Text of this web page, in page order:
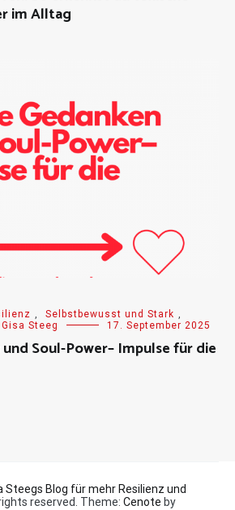
im Alltag
Selbstbewusst und Stark
Steeg
17. September 2025
Soul-Power– Impulse für die
Steegs Blog für mehr Resilienz und
rights reserved. Theme: Cenote by